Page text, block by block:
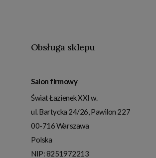
Obsługa sklepu
Salon firmowy
Świat Łazienek XXI w.
ul. Bartycka 24/26, Pawilon 227
00-716Warszawa
Polska
NIP:8251972213